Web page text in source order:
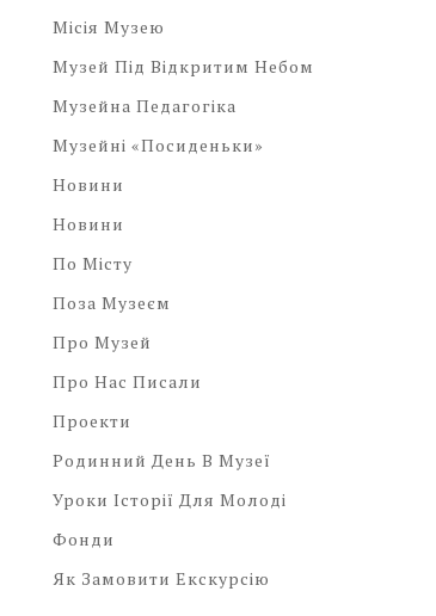
Місія Музею
Музей Під Відкритим Небом
Музейна Педагогіка
Музейні «посиденьки»
Новини
Новини
По Місту
Поза Музеєм
Про Музей
Про Нас Писали
Проекти
Родинний День В Музеї
Уроки Історії Для Молоді
Фонди
Як Замовити Екскурсію